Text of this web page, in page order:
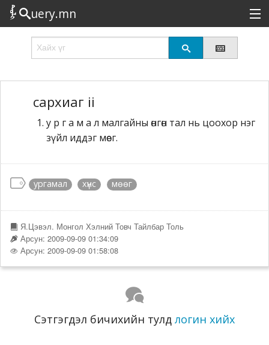
uery.mn
Сонирхолтой
Логин
сархиаг ii
у р г а м а л малгайны өнгөн тал нь цоохор нэг
зүйл иддэг мөег.
ургамал хүнс мөөг
Я.Цэвэл. Монгол Хэлний Товч Тайлбар Толь
Арсун: 2009-09-09 01:34:09
Арсун: 2009-09-09 01:58:08
Сэтгэгдэл бичихийн тулд логин хийх